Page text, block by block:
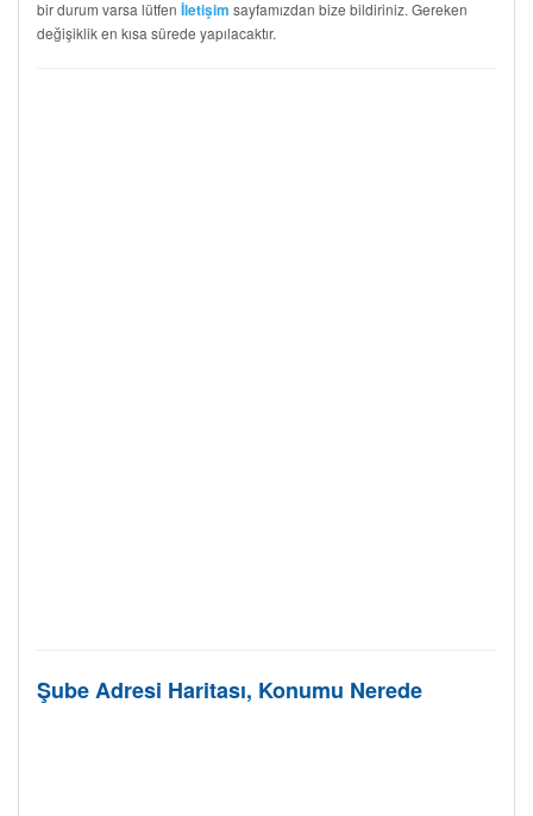
bir durum varsa lütfen İletişim sayfamızdan bize bildiriniz. Gereken
değişiklik en kısa sürede yapılacaktır.
Şube Adresi Haritası, Konumu Nerede